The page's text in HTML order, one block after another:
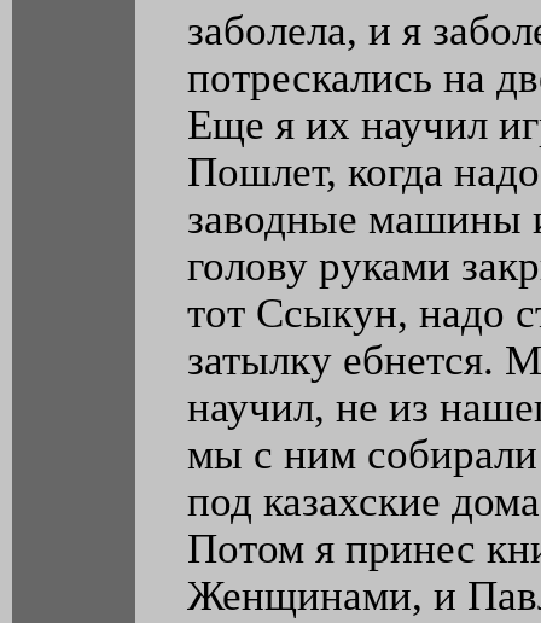
заболела, и я
потрескались на
Еще я их научил
Пошлет, когда
заводные машины
голову руками
тот Ссыкун, надо
затылку ебнется.
научил, не из
мы с ним
под казахские
Потом я принес
Женщинами, и